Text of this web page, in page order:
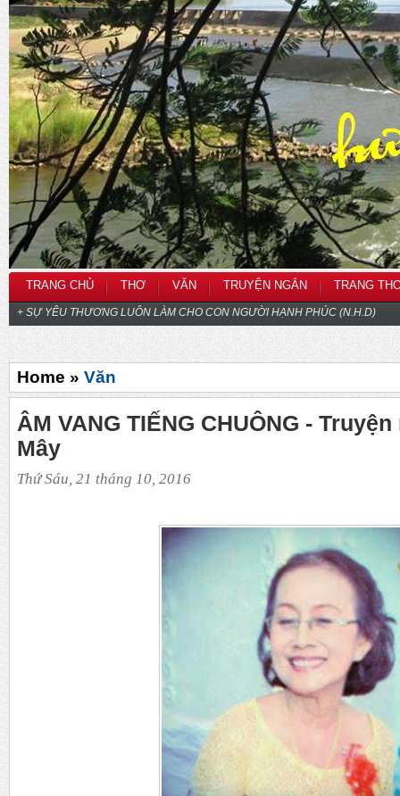
TRANG CHỦ THƠ VĂN TRUYỆN NGẮN TRANG
+ SỰ YÊU THƯƠNG LUÔN LÀM CHO CON NGƯỜI HẠNH PHÚC (N.H.D)
Home » Văn
ÂM VANG TIẾNG CHUÔNG -
Mây
Thứ Sáu, 21 tháng 10, 2016